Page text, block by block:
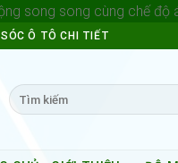
song song cùng chế độ
Ô TÔ CHI TIẾT
Search
for: